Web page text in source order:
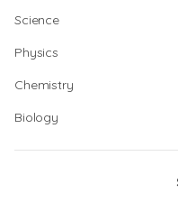
Science
Physics
Chemistry
Biology